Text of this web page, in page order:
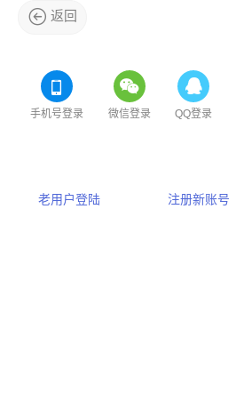
返回
手机号登录 微信登录 QQ登录
老用户登陆 注册新账号